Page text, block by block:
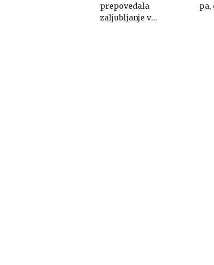
prepovedala
zaljubljanje v
pa,